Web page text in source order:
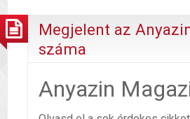
Megjelent az
száma
Anyazin